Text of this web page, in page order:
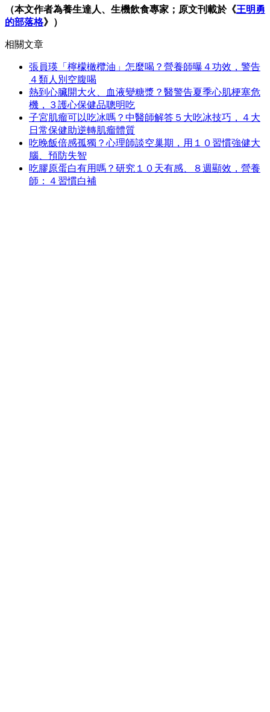
（本文作者為養生達人、生機飲食專家；原文刊載於《王明勇
的部落格》）
相關文章
張員瑛「檸檬橄欖油」怎麼喝？營養師曝４功效，警告
４類人別空腹喝
熱到心臟開大火、血液變糖漿？醫警告夏季心肌梗塞危
機，３護心保健品聰明吃
子宮肌瘤可以吃冰嗎？中醫師解答５大吃冰技巧，４大
日常保健助逆轉肌瘤體質
吃晚飯倍感孤獨？心理師談空巢期，用１０習慣強健大
腦、預防失智
吃膠原蛋白有用嗎？研究１０天有感、８週顯效，營養
師：４習慣白補